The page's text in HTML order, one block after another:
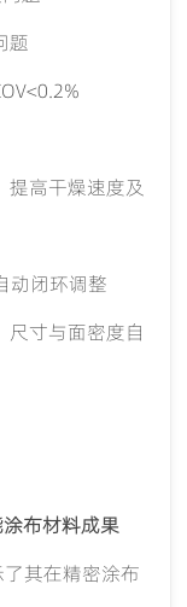
题
高干燥速度及
动闭环调整
寸与面密度自
布材料成果
其在精密涂布